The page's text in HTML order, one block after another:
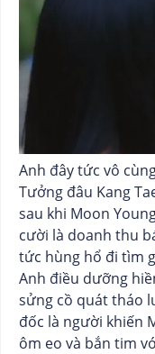
Anh đây tức vô
Tưởng đâu Kang
sau khi Moon
cười là doanh thu
tức hùng hổ đi tìm
Anh điều dưỡng
sửng cồ quát tháo
đốc là người khiến
ôm eo và bắn tim